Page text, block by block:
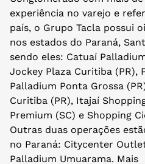
experiência no varejo e
país, o Grupo Tacla possui
nos estados do Paraná,
sendo eles: Catuaí
Jockey Plaza Curitiba (PR),
Palladium Ponta Grossa
Curitiba (PR), Itajaí
Premium (SC) e Shopping
Outras duas operações
no Paraná: Citycenter
Palladium Umuarama. Mais